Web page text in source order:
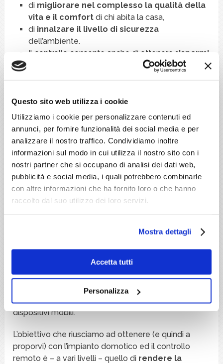
Questo sito web utilizza i cookie
Utilizziamo i cookie per personalizzare contenuti ed
annunci, per fornire funzionalità dei social media e per
analizzare il nostro traffico. Condividiamo inoltre
informazioni sul modo in cui utilizza il nostro sito con i
nostri partner che si occupano di analisi dei dati web,
pubblicità e social media, i quali potrebbero combinarle
con altre informazioni che ha fornito loro o che hanno
raccolto dal suo utilizzo dei loro servizi.
Mostra dettagli
Accetta tutti
Personalizza
di migliorare nel complesso la qualità della
vita e il comfortdi chi abita la casa,
di innalzare il livello di sicurezza
dell’ambiente.
Il controllo consente anche di ottenere risparmi
, a seguito dell’ottimizzazione dei
Questi impianti non devono spaventare, ma, anzi,
sono di utilizzo molto semplice grazie ad interfacce
del tutto intuitive di facile comprensione anche
verso chi non ha mai toccato un computer prima
d’ora.
I costi di un impianto domotico si sono
notevolmente abbassati rispetto al passato,
Esistono diversi “livelli” di impianto domotico, dai più
tapparelle, che si aprono all’ingresso e si richiudono
quando si esce, oppure l’impianto che controlla
perdite di gas chiudendolo eventualmente tutte le
valvole e segnalando il pericolo anche da remoto su
dispositivi mobili.
L’obiettivo che riusciamo ad ottenere (e quindi a
proporvi) con l’impianto domotico ed il controllo
remoto è – a vari livelli – quello di rendere la